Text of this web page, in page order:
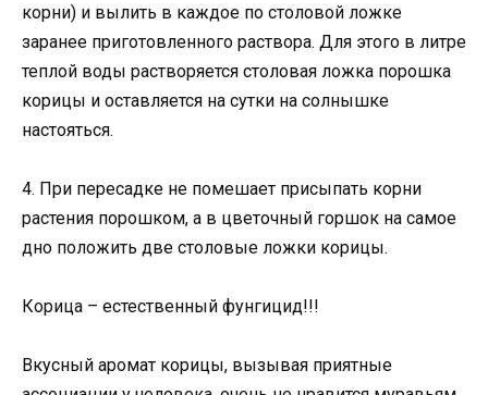
корни) и вылить в каждое по столовой ложке
заранее приготовленного раствора. Для этого в литре
теплой воды растворяется столовая ложка порошка
корицы и оставляется на сутки на солнышке
настояться.
4. При пересадке не помешает присыпать корни
растения порошком, а в цветочный горшок на самое
дно положить две столовые ложки корицы.
Корица – естественный фунгицид!!!
Вкусный аромат корицы, вызывая приятные